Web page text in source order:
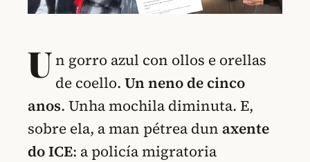
Un gorro azul con ollos e orellas
de coello.Un neno de cinco
anos. Unha mochila diminuta. E,
sobre ela, a man pétrea dun axente
do ICE: a policía migratoria